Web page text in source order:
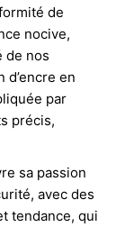
de
nocive,
de nos
d’encre en
par
précis,
sa passion
avec des
tendance, qui